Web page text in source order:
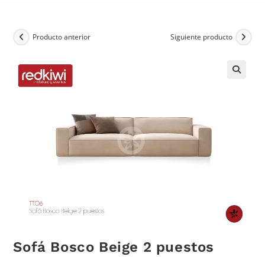
Producto anterior Siguiente producto
Sofá Bosco Beige 2 puestos